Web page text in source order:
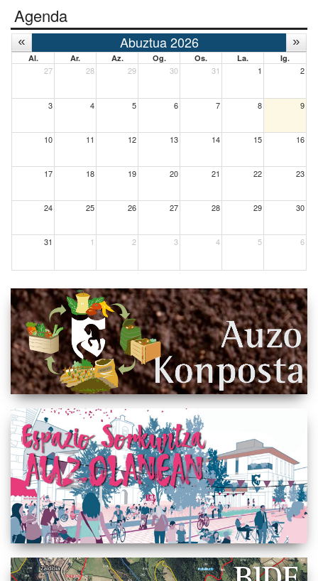
Agenda
Abuztua 2026
Al. Ar. Az. Og. Os. La. Ig.
27 28 29 30 31 1 2
3 4 5 6 7 8 9
10 11 12 13 14 15 16
17 18 19 20 21 22 23
24 25 26 27 28 29 30
31 1 2 3 4 5 6